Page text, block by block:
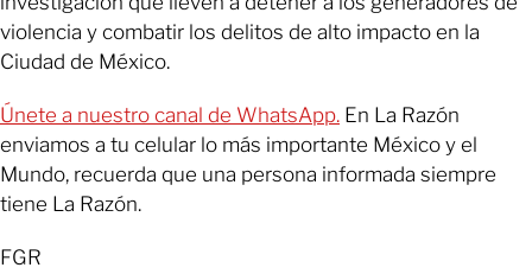
violencia y combatir los delitos de alto impacto en la
Ciudad de México.
Únete a nuestro canal de WhatsApp. En La Razón
enviamos a tu celular lo más importante México y el
Mundo, recuerda que una persona informada siempre
tiene La Razón.
FGR